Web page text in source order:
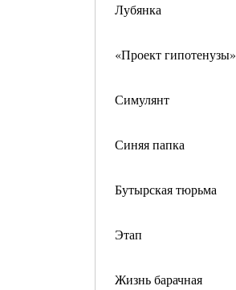
Лубянка
«Проект гипотенузы»
Симулянт
Синяя папка
Бутырская тюрьма
Этап
Жизнь барачная